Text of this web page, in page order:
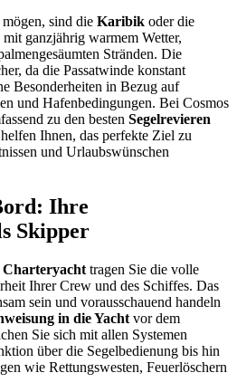
sind die Karibik oder die
ganzjährig warmem Wetter,
Stränden. Die
da die Passatwinde konstant
Besonderheiten in Bezug auf
und Hafenbedingungen. Bei Cosmos
zu den besten Segelrevieren
Ihnen, das perfekte Ziel zu
und Urlaubswünschen
Ihre
Skipper
Charteryacht tragen Sie die volle
Ihrer Crew und des Schiffes. Das
sein und vorausschauend handeln
in die Yacht vor dem
Sie sich mit allen Systemen
über die Segelbedienung bis hin
wie Rettungswesten, Feuerlöschern